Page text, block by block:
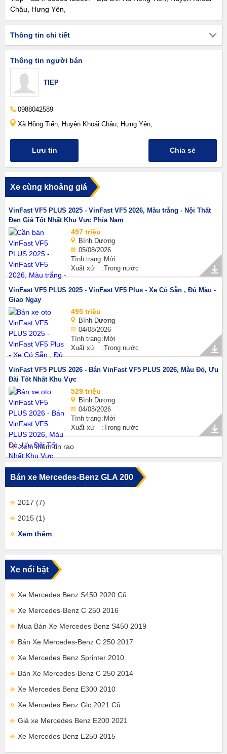
Châu, Hưng Yên,
Thông tin chi tiết
Thông tin người bán
TIEP
0988042589
Xã Hồng Tiến, Huyện Khoái Châu, Hưng Yên,
Lưu tin Chia sẻ
Xe cùng khoảng giá
VinFast VF5 PLUS 2025 - VinFast VF5 2026, Màu trắng - Nội Thất
Đen Giá Tốt Nhất Khu Vực Phía Nam
497 triệu
Bình Dương
05/08/2026
Tình trạng Mới
Xuất xứ
Trong nước
VinFast VF5 PLUS 2025 - VinFast VF5 Plus - Xe Có Sẵn , Đủ Màu -
Giao Ngay
495 triệu
Bình Dương
04/08/2026
Tình trạng Mới
Xuất xứ
Trong nước
VinFast VF5 PLUS 2026 - Bán VinFast VF5 PLUS 2026, Màu Đỏ, Ưu
Đãi Tốt Nhất Khu Vực
529 triệu
Bình Dương
04/08/2026
Tình trạng Mới
Xuất xứ
Trong nước
Xem thêm tin rao
Bán xe Mercedes-Benz GLA 200
2017 (7)
2015 (1)
Xem thêm
Xe nổi bật
Xe Mercedes Benz S450 2020 Cũ
Xe Mercedes-Benz C 250 2016
Mua Bán Xe Mercedes Benz S450 2019
Bán Xe Mercedes-Benz C 250 2017
Xe Mercedes Benz Sprinter 2010
Bán Xe Mercedes-Benz C 250 2014
Xe Mercedes Benz E300 2010
Xe Mercedes Benz Glc 2021 Cũ
Giá xe Mercedes Benz E200 2021
Xe Mercedes Benz E250 2015